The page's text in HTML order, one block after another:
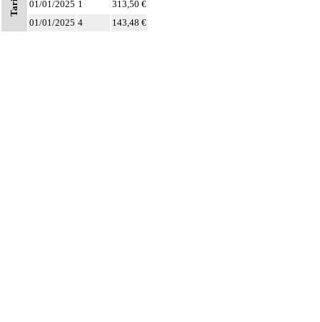
01/01/2025 1
313,50 €
01/01/2025 4 143,48 €